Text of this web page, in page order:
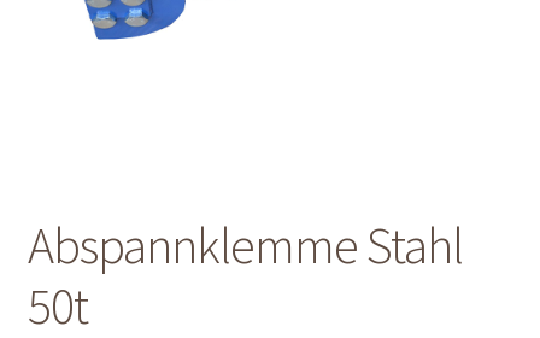
Warenkorb
Abspannklemme Stahl
50t